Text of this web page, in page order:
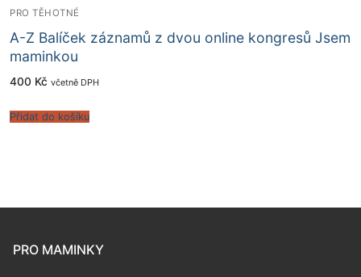
PRO TĚHOTNÉ
A-Z Balíček záznamů z dvou online kongresů Jsem
maminkou
400 Kč včetně DPH
Přidat do košíku
PRO MAMINKY